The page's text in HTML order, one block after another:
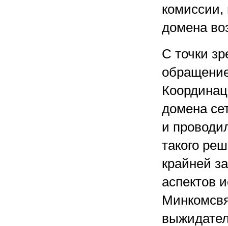
комиссии,
домена
С точки
домена
и
такого
крайней
аспектов